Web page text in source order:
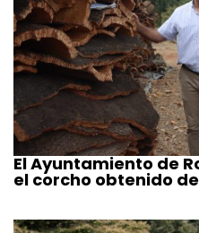
El Ayuntamiento de
el corcho obtenido